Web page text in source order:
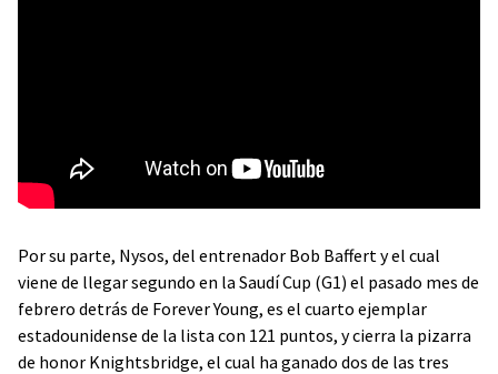
Por su parte, Nysos, del entrenador Bob Baffert y el cual
viene de llegar segundo en la Saudí Cup (G1) el pasado mes de
febrero detrás de Forever Young, es el cuarto ejemplar
estadounidense de la lista con 121 puntos, y cierra la pizarra
de honor Knightsbridge, el cual ha ganado dos de las tres